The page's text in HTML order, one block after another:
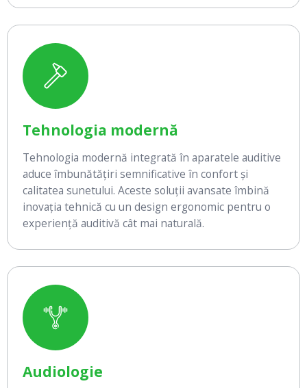
Tehnologia modernă
Tehnologia modernă integrată în aparatele auditive
aduce îmbunătățiri semnificative în confort și
calitatea sunetului. Aceste soluții avansate îmbină
inovația tehnică cu un design ergonomic pentru o
experiență auditivă cât mai naturală.
Audiologie